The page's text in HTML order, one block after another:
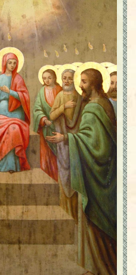
Icoane
Mărgăritare
Calendar
Glosar
Repere
Contact